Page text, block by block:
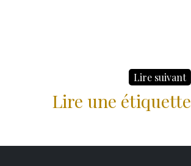
Lire suivant
Lire une étiquette